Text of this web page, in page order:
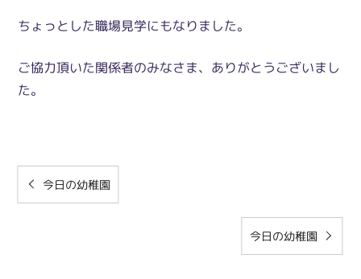
ちょっとした職場見学にもなりました。
ご協力頂いた関係者のみなさま、ありがとうございまし
た。
今日の幼稚園
今日の幼稚園